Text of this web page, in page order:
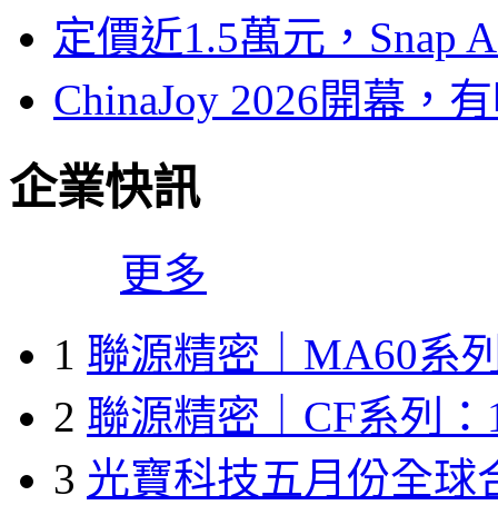
定價近1.5萬元，Snap
ChinaJoy 2026開幕，
企業快訊
更多
1 聯源精密｜MA60系
2 聯源精密｜CF系列：
3 光寶科技五月份全球